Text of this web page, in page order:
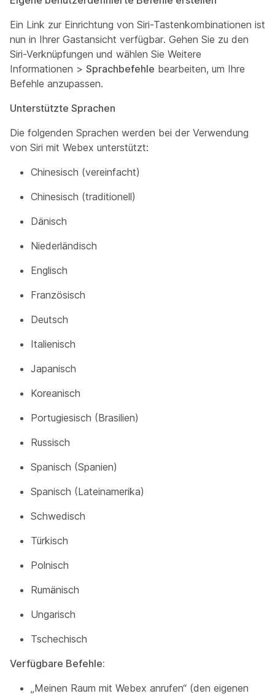
Ein Link zur Einrichtung von Siri-Tastenkombinationen ist
nun in Ihrer Gastansicht verfügbar. Gehen Sie zu den
Siri-Verknüpfungen und wählen Sie Weitere
Informationen > Sprachbefehle bearbeiten, um Ihre
Befehle anzupassen.
Unterstützte Sprachen
Die folgenden Sprachen werden bei der Verwendung
von Siri mit Webex unterstützt:
Chinesisch (vereinfacht)
Chinesisch (traditionell)
Dänisch
Niederländisch
Englisch
Französisch
Deutsch
Italienisch
Japanisch
Koreanisch
Portugiesisch (Brasilien)
Russisch
Spanisch (Spanien)
Spanisch (Lateinamerika)
Schwedisch
Türkisch
Polnisch
Rumänisch
Ungarisch
Tschechisch
Verfügbare Befehle:
„Meinen Raum mit Webex anrufen“ (den eigenen